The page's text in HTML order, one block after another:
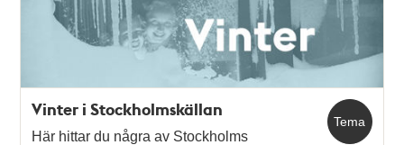
Tema
Vinter i Stockholmskällan
Här hittar du några av Stockholms